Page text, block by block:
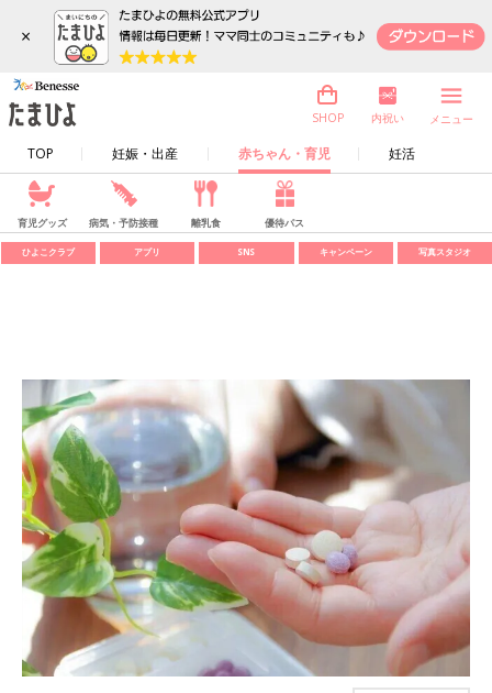
×
TOP 妊娠・出産 赤ちゃん・育児 妊活
SHOP 内祝い メニュー
育児グッズ 病気・予防接種 離乳食 優待パス
ひよこクラブ アプリ SNS キャンペーン 写真スタジオ